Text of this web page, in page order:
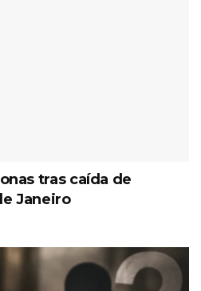
tras caída de
Janeiro